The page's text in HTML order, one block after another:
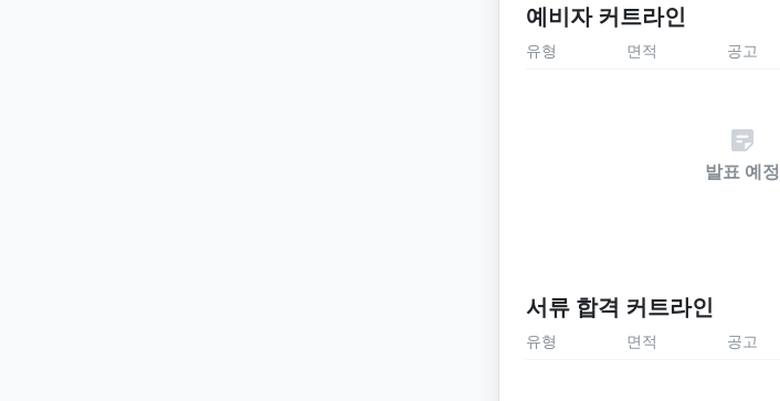
예비자 커트라인
유형 면적 공고
발표 예정
서류 합격 커트라인
유형 면적 공고